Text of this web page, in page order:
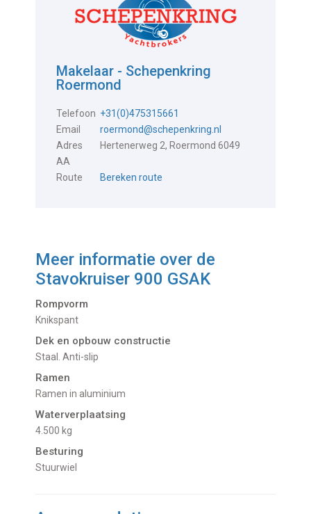
Makelaar - Schepenkring
Roermond
Telefoon +31(0)475315661
Email
roermond@schepenkring.nl
Adres
Hertenerweg 2, Roermond 6049
AA
Route
Bereken route
Meer informatie over de
Stavokruiser 900 GSAK
Rompvorm
Knikspant
Dek en opbouw constructie
Staal. Anti-slip
Ramen
Ramen in aluminium
Waterverplaatsing
4.500 kg
Besturing
Stuurwiel